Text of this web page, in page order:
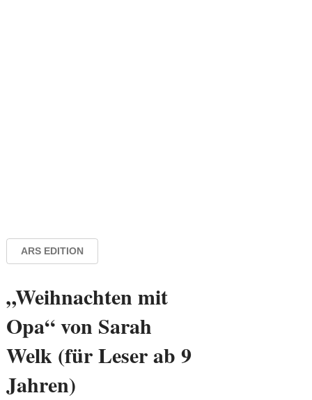
ARS EDITION
„Weihnachten mit
Opa“ von Sarah
Welk (für Leser ab 9
Jahren)